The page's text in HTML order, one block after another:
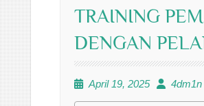
TRAINING
DENGAN
April 19, 2025 4dm1n